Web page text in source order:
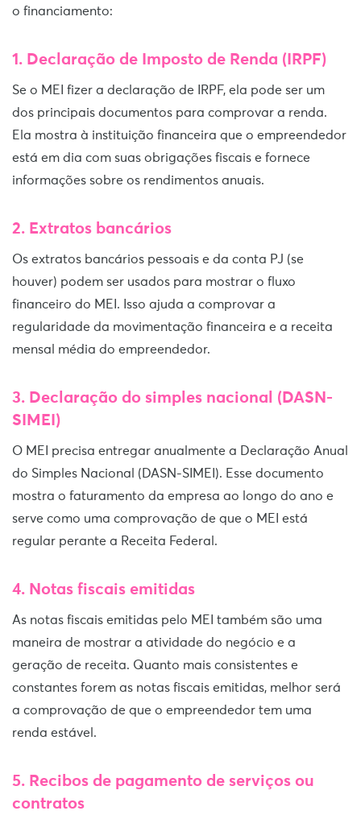
o financiamento:
1. Declaração de Imposto de Renda (IRPF)
Se o MEI fizer a declaração de IRPF, ela pode ser um
dos principais documentos para comprovar a renda.
Ela mostra à instituição financeira que o empreendedor
está em dia com suas obrigações fiscais e fornece
informações sobre os rendimentos anuais.
2. Extratos bancários
Os extratos bancários pessoais e da conta PJ (se
houver) podem ser usados para mostrar o fluxo
financeiro do MEI. Isso ajuda a comprovar a
regularidade da movimentação financeira e a receita
mensal média do empreendedor.
3. Declaração do simples nacional (DASN-
SIMEI)
O MEI precisa entregar anualmente a Declaração Anual
do Simples Nacional (DASN-SIMEI). Esse documento
mostra o faturamento da empresa ao longo do ano e
serve como uma comprovação de que o MEI está
regular perante a Receita Federal.
4. Notas fiscais emitidas
As notas fiscais emitidas pelo MEI também são uma
maneira de mostrar a atividade do negócio e a
geração de receita. Quanto mais consistentes e
constantes forem as notas fiscais emitidas, melhor será
a comprovação de que o empreendedor tem uma
renda estável.
5. Recibos de pagamento de serviços ou
contratos